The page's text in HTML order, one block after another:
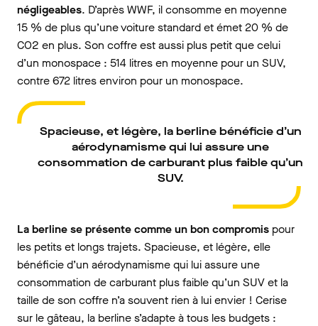
négligeables. D’après WWF, il consomme en moyenne
15 % de plus qu’une voiture standard et émet 20 % de
CO2 en plus. Son coffre est aussi plus petit que celui
d’un monospace : 514 litres en moyenne pour un SUV,
contre 672 litres environ pour un monospace.
Spacieuse, et légère, la berline bénéficie d’un
aérodynamisme qui lui assure une
consommation de carburant plus faible qu’un
SUV.
La berline se présente comme un bon compromis pour
les petits et longs trajets. Spacieuse, et légère, elle
bénéficie d’un aérodynamisme qui lui assure une
consommation de carburant plus faible qu’un SUV et la
taille de son coffre n’a souvent rien à lui envier ! Cerise
sur le gâteau, la berline s’adapte à tous les budgets :